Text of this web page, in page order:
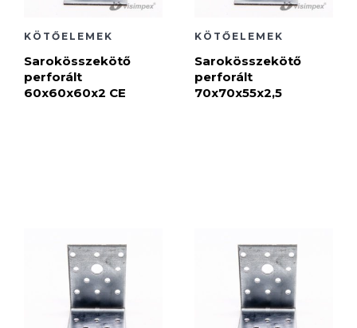
KÖTŐELEMEK
Sarokösszekötő
perforált
60x60x60x2 CE
KÖTŐELEMEK
Sarokösszekötő
perforált
70x70x55x2,5